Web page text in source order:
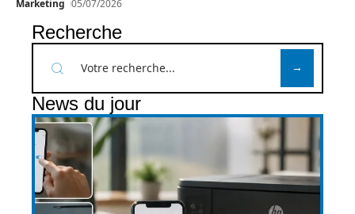
Marketing 05/07/2026
Recherche
News du jour